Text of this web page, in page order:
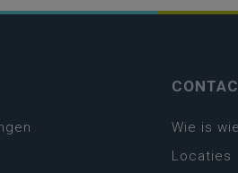
Wie is wie
Locaties